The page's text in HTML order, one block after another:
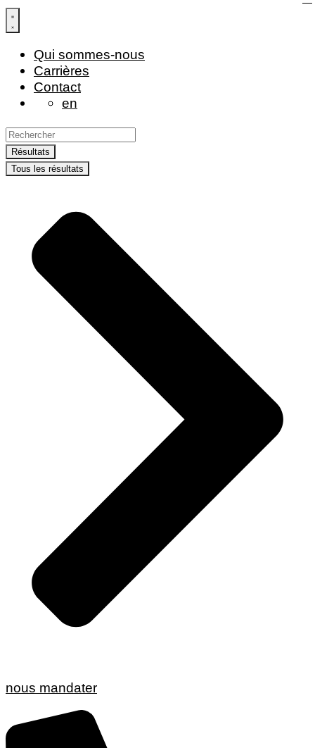
Aller
au
Qui sommes-nous
Carrières
Contact
en
Search
...Résultats
Tous les résultats
nous mandater